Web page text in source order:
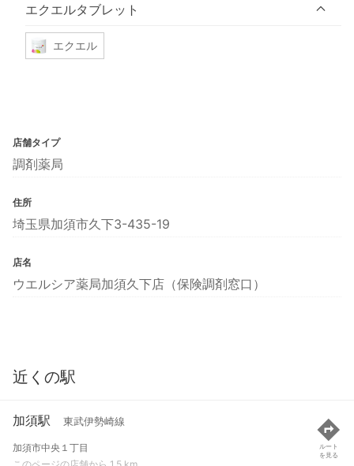
エクエルタブレット
エクエル
店舗タイプ
調剤薬局
住所
埼玉県加須市久下3-435-19
店名
ウエルシア薬局加須久下店（保険調剤窓口）
近くの駅
加須駅 東武伊勢崎線
加須市中央１丁目
ルート
を見る